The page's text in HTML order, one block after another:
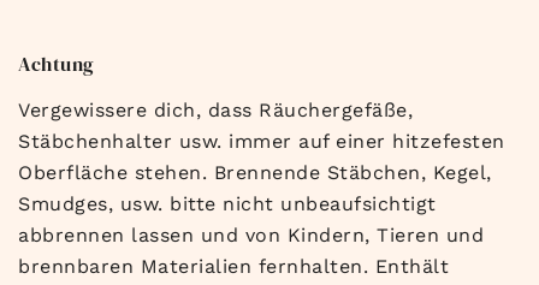
Achtung
Vergewissere dich, dass Räuchergefäße,
Stäbchenhalter usw. immer auf einer hitzefesten
Oberfläche stehen. Brennende Stäbchen, Kegel,
Smudges, usw. bitte nicht unbeaufsichtigt
abbrennen lassen und von Kindern, Tieren und
brennbaren Materialien fernhalten. Enthält